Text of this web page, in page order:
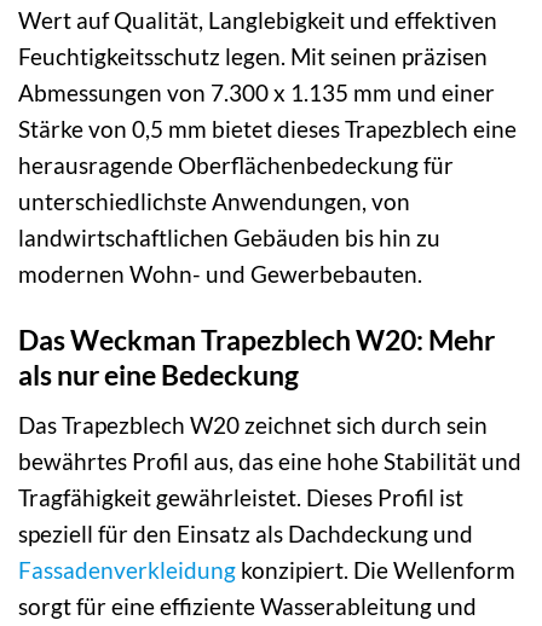
Wert auf Qualität, Langlebigkeit und effektiven
Feuchtigkeitsschutz legen. Mit seinen präzisen
Abmessungen von 7.300 x 1.135 mm und einer
Stärke von 0,5 mm bietet dieses Trapezblech eine
herausragende Oberflächenbedeckung für
unterschiedlichste Anwendungen, von
landwirtschaftlichen Gebäuden bis hin zu
modernen Wohn- und Gewerbebauten.
Das Weckman Trapezblech W20: Mehr
als nur eine Bedeckung
Das Trapezblech W20 zeichnet sich durch sein
bewährtes Profil aus, das eine hohe Stabilität und
Tragfähigkeit gewährleistet. Dieses Profil ist
speziell für den Einsatz als Dachdeckung und
Fassadenverkleidung konzipiert. Die Wellenform
sorgt für eine effiziente Wasserableitung und